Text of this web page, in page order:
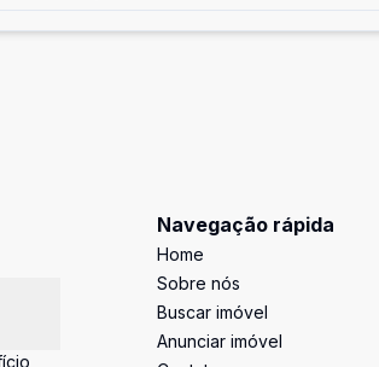
Navegação rápida
Home
Sobre nós
Buscar imóvel
Anunciar imóvel